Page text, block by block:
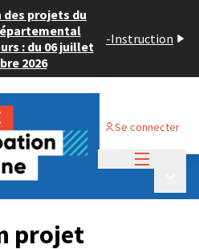
projets du
: du 06 juillet
2026
-Instruction
Se connecter
projet